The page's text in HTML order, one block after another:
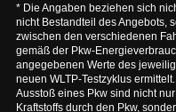
* Die Angaben beziehen sich
nicht Bestandteil des Angebots,
zwischen den verschiedenen
gemäß der Pkw-
angegebenen Werte des
neuen WLTP-Testzyklus
Ausstoß eines Pkw sind nicht
Kraftstoffs durch den Pkw,